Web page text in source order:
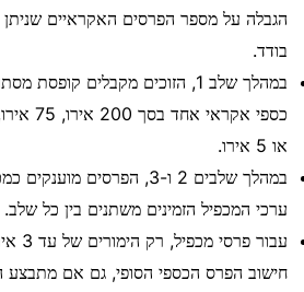
הגבלה על מספר הפרסים האקראיים שניתן
בודד.
במהלך שלב 1, הזוכים מקבלים
או 5 אירו.
במהלך שלבים 2 ו-3, הפרסים
ערכי המכפיל הזמינים משתנים בין כל שלב.
עבור
חישוב הפרס הכספי הסופי, גם אם מתבצע